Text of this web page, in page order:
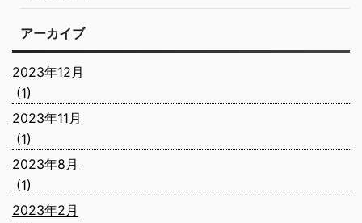
アーカイブ
2023年12月
(1)
2023年11月
(1)
2023年8月
(1)
2023年2月